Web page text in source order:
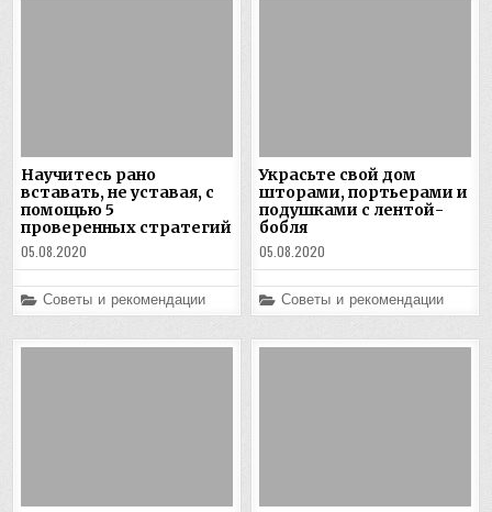
Научитесь рано
вставать, не уставая, с
помощью 5
проверенных стратегий
05.08.2020
Posted
in
Советы и рекомендации
Украсьте свой дом
шторами, портьерами и
подушками с лентой-
бобля
05.08.2020
Posted
in
Советы и рекомендации